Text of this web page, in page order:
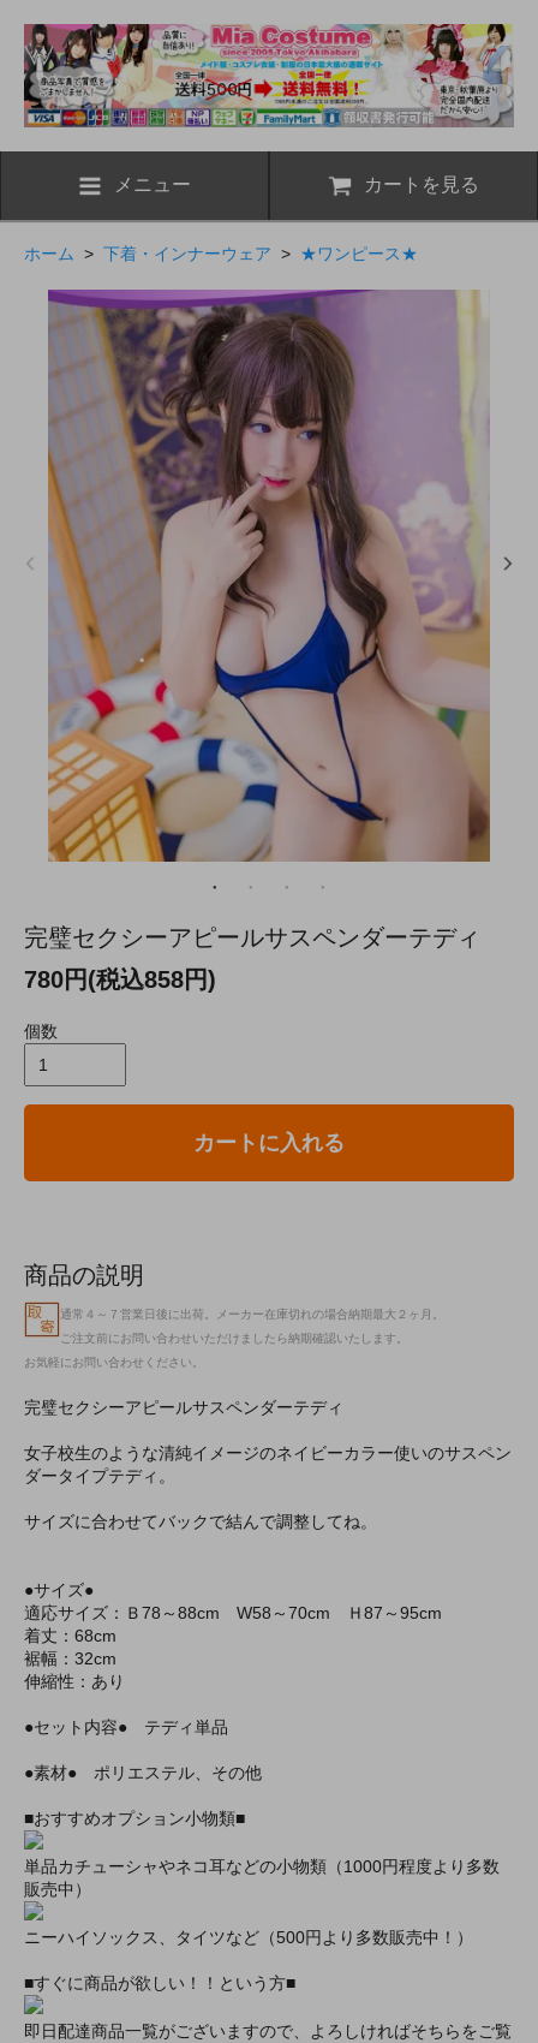
メニュー カートを見る
ホーム > 下着・インナーウェア > ★ワンピース★
完璧セクシーアピールサスペンダーテディ
780円(税込858円)
個数
カートに入れる
商品の説明
通常４～７営業日後に出荷。メーカー在庫切れの場合納期最大２ヶ月。
ご注文前にお問い合わせいただけましたら納期確認いたします。
お気軽にお問い合わせください。
完璧セクシーアピールサスペンダーテディ
女子校生のような清純イメージのネイビーカラー使いのサスペン
ダータイプテディ。
サイズに合わせてバックで結んで調整してね。
●サイズ●
適応サイズ：Ｂ78～88cm W58～70cm Ｈ87～95cm
着丈：68cm
裾幅：32cm
伸縮性：あり
●セット内容● テディ単品
●素材● ポリエステル、その他
■おすすめオプション小物類■
単品カチューシャやネコ耳などの小物類（1000円程度より多数
販売中）
ニーハイソックス、タイツなど（500円より多数販売中！）
■すぐに商品が欲しい！！という方■
即日配達商品一覧がございますので、よろしければそちらをご覧